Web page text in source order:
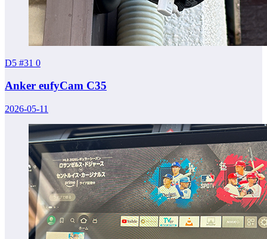
D5 #31 0
Anker eufyCam C35
2026-05-11